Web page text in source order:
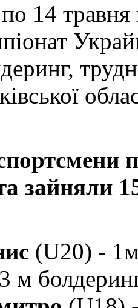
14
зайняли
(U20) -
м